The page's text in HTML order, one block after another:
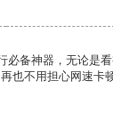
必备神器，无论是
也不用担心网速卡顿